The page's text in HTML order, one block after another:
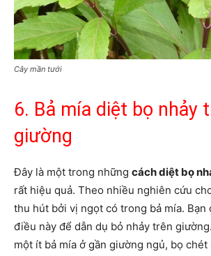
Cây mần tưới
6. Bả mía diệt bọ nhảy
giường
Đây là một trong những cách diệt bọ
rất hiệu quả. Theo nhiều nghiên cứu
thu hút bởi vị ngọt có trong bả mía. Bạn
điều này để dẫn dụ bỏ nhảy trên
một ít bả mía ở gần giường ngủ, bọ